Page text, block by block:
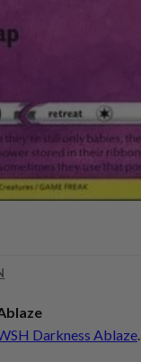
Darkness Ablaze.